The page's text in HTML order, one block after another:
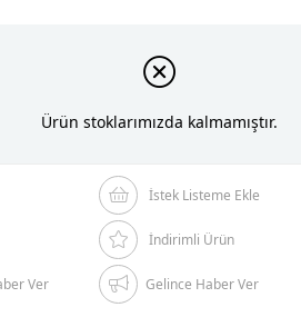
Ürün stoklarımızda kalmamıştır.
İstek Listeme Ekle
İndirimli Ürün
Ver Gelince Haber Ver